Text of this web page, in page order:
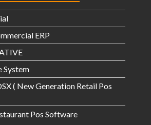
ERP
System
( New Generation Retail Pos
Pos Software